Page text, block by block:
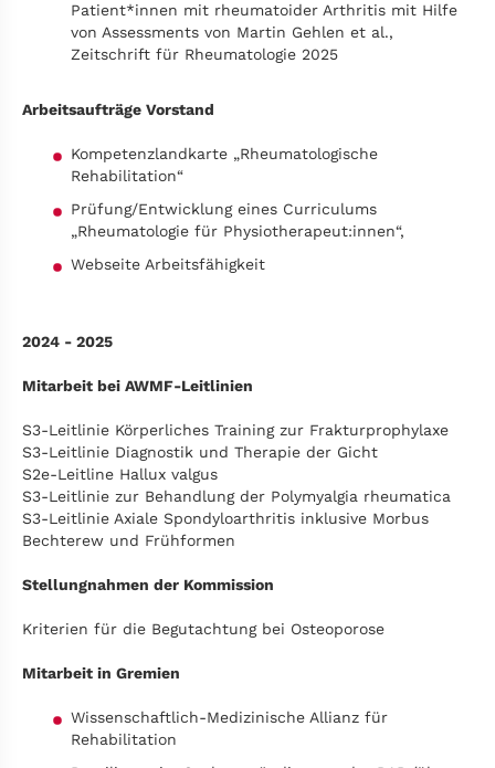
Patient*innen mit rheumatoider Arthritis mit Hilfe
von Assessments von Martin Gehlen et al.,
Zeitschrift für Rheumatologie 2025
Arbeitsaufträge Vorstand
Kompetenzlandkarte „Rheumatologische
Rehabilitation“
Prüfung/Entwicklung eines Curriculums
„Rheumatologie für Physiotherapeut:innen“,
Webseite Arbeitsfähigkeit
2024 - 2025
Mitarbeit bei AWMF-Leitlinien
S3-Leitlinie Körperliches Training zur Frakturprophylaxe
S3-Leitlinie Diagnostik und Therapie der Gicht
S2e-Leitline Hallux valgus
S3-Leitlinie zur Behandlung der Polymyalgia rheumatica
S3-Leitlinie Axiale Spondyloarthritis inklusive Morbus
Bechterew und Frühformen
Stellungnahmen der Kommission
Kriterien für die Begutachtung bei Osteoporose
Mitarbeit in Gremien
Wissenschaftlich-Medizinische Allianz für
Rehabilitation